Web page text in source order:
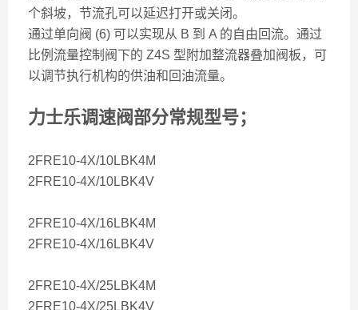
个斜坡，节流孔可以延迟打开或关闭。
通过单向阀 (6) 可以实现从 B 到 A 的自由回流。通过
比例流量控制阀下的 Z4S 型附加整流器叠加阀板，可
以调节执行机构的供油和回油流量。
力士乐调速阀部分常规型号；
2FRE10-4X/10LBK4M
2FRE10-4X/10LBK4V
2FRE10-4X/16LBK4M
2FRE10-4X/16LBK4V
2FRE10-4X/25LBK4M
2FRE10-4X/25LBK4V